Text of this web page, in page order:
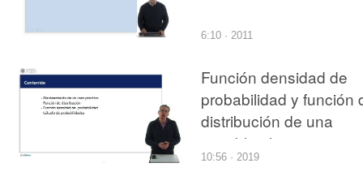
6:10 · 2011
Función densidad de
probabilidad y función
distribución de una
variable aleatoria
continua
10:56 · 2019